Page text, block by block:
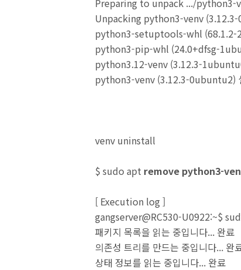
Preparing to unpack .../python3-
Unpacking python3-venv
python3-setuptools-whl (68.1.2-
python3-pip-whl (24.0+dfsg-
python3.12-venv (3.12.3-
python3-venv (3.12.3-0ubuntu2)
venv uninstall
$ sudo apt remove python3-
[ Execution log ]
gangserver@RC530-U0922:~$
패키지 목록을 읽는 중입니다... 완료
의존성 트리를 만드는 중입니다... 완
상태 정보를 읽는 중입니다... 완료